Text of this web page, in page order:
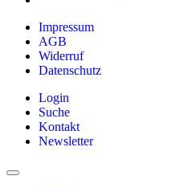
Impressum
AGB
Widerruf
Datenschutz
Login
Suche
Kontakt
Newsletter